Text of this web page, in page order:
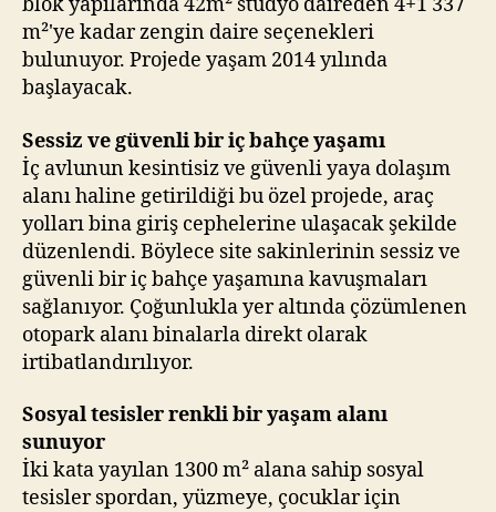
m²'ye kadar zengin daire seçenekleri
bulunuyor. Projede yaşam 2014 yılında
başlayacak.
Sessiz ve güvenli bir iç bahçe yaşamı
İç avlunun kesintisiz ve güvenli yaya dolaşım
alanı haline getirildiği bu özel projede, araç
yolları bina giriş cephelerine ulaşacak şekilde
düzenlendi. Böylece site sakinlerinin sessiz ve
güvenli bir iç bahçe yaşamına kavuşmaları
sağlanıyor. Çoğunlukla yer altında çözümlenen
otopark alanı binalarla direkt olarak
irtibatlandırılıyor.
Sosyal tesisler renkli bir yaşam alanı
sunuyor
İki kata yayılan 1300 m² alana sahip sosyal
tesisler spordan, yüzmeye, çocuklar için